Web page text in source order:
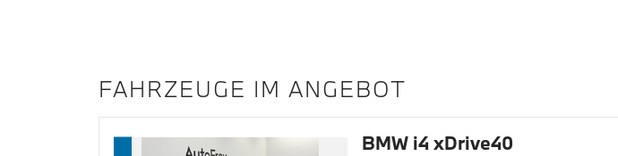
FAHRZEUGE IM ANGEBOT
BMW i4 xDrive40